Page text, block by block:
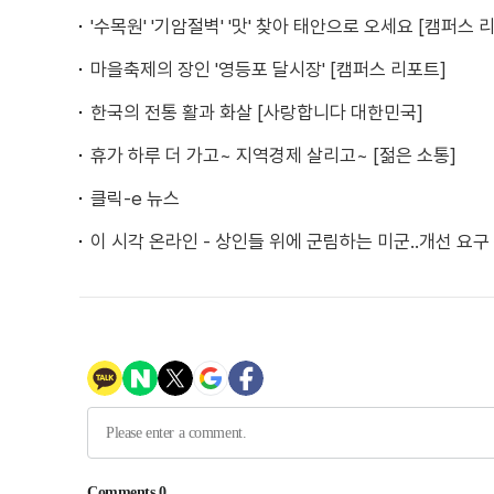
'수목원' '기암절벽' '맛' 찾아 태안으로 오세요 [캠퍼스
마을축제의 장인 '영등포 달시장' [캠퍼스 리포트]
한국의 전통 활과 화살 [사랑합니다 대한민국]
휴가 하루 더 가고~ 지역경제 살리고~ [젊은 소통]
클릭-e 뉴스
이 시각 온라인 - 상인들 위에 군림하는 미군..개선 요